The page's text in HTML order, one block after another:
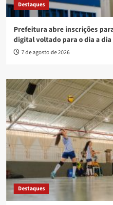
Destaques
Prefeitura abre inscrições
digital voltado para o dia a dia
7 de agosto de 2026
Destaques